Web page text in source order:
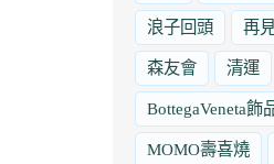
浪子回頭 再
森友會 清運
BottegaVeneta飾
MOMO壽喜燒